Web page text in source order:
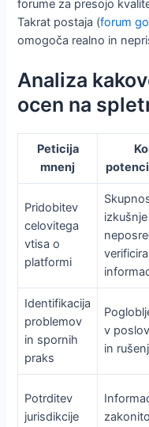
forume za presojo
Takrat postaja (forum
omogoča realno in
Analiza
ocen na
Peticija
mnenj
Pridobitev
celovitega
vtisa o
platformi
Identifikacija
problemov
in spornih
praks
v
in
Potrditev
jurisdikcije